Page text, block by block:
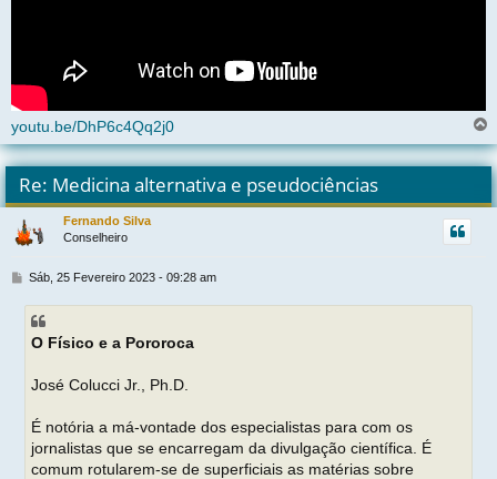
youtu.be/DhP6c4Qq2j0
o
t
Re: Medicina alternativa e pseudociências
Fernando Silva
Conselheiro
M
n
m
Sáb, 25 Fevereiro 2023 - 09:28 am
O Físico e a Pororoca
José Colucci Jr., Ph.D.
É notória a má-vontade dos especialistas para com os
jornalistas que se encarregam da divulgação científica. É
comum rotularem-se de superficiais as matérias sobre